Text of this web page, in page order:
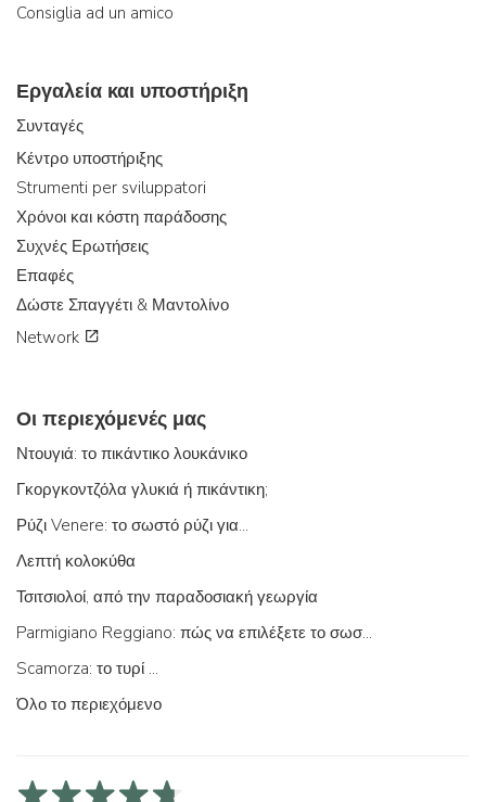
Consiglia ad un amico
Εργαλεία και υποστήριξη
Συνταγές
Κέντρο υποστήριξης
Strumenti per sviluppatori
Χρόνοι και κόστη παράδοσης
Συχνές Ερωτήσεις
Επαφές
Δώστε Σπαγγέτι & Μαντολίνο
Network
Οι περιεχόμενές μας
Ντουγιά: το πικάντικο λουκάνικο
Γκοργκοντζόλα γλυκιά ή πικάντικη;
Ρύζι Venere: το σωστό ρύζι για...
Λεπτή κολοκύθα
Τσιτσιολοί, από την παραδοσιακή γεωργία
Parmigiano Reggiano: πώς να επιλέξετε το σωστό
Scamorza: το τυρί ...
Όλο το περιεχόμενο